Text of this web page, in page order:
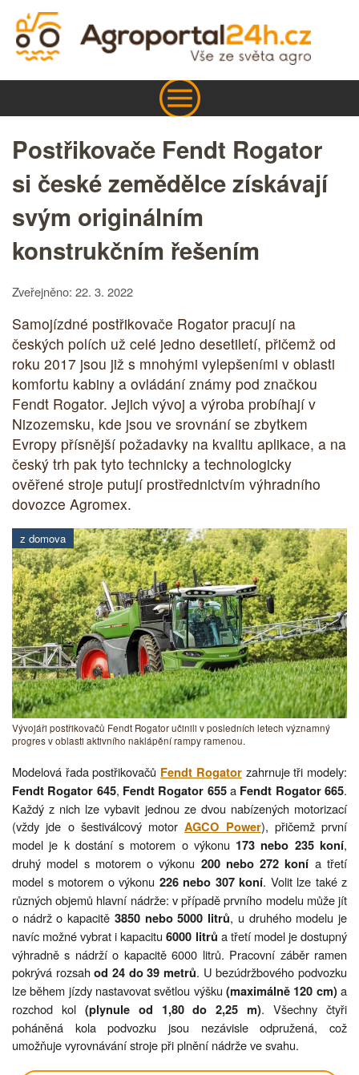
Postřikovače Fendt Rogator
si české zemědělce získávají
svým originálním
konstrukčním řešením
Zveřejněno: 22. 3. 2022
Samojízdné postřikovače Rogator pracují na
českých polích už celé jedno desetiletí, přičemž od
roku 2017 jsou již s mnohými vylepšeními v oblasti
komfortu kabiny a ovládání známy pod značkou
Fendt Rogator. Jejich vývoj a výroba probíhají v
Nizozemsku, kde jsou ve srovnání se zbytkem
Evropy přísnější požadavky na kvalitu aplikace, a na
český trh pak tyto technicky a technologicky
ověřené stroje putují prostřednictvím výhradního
dovozce Agromex.
z domova
Vývojáři postřikovačů Fendt Rogator učinili v posledních letech významný
progres v oblasti aktivního naklápění rampy ramenou.
Modelová řada postřikovačů Fendt Rogatorzahrnuje tři modely:
Fendt Rogator 645, Fendt Rogator 655a Fendt Rogator 665.
Každý z nich lze vybavit jednou ze dvou nabízených motorizací
(vždy jde o šestiválcový motorAGCO Power), přičemž první
model je k dostání s motorem o výkonu 173 nebo 235 koní,
druhý model s motorem o výkonu 200 nebo 272 koní a třetí
model s motorem o výkonu 226 nebo 307 koní. Volit lze také z
různých objemů hlavní nádrže: v případě prvního modelu může jít
o nádrž o kapacitě 3850 nebo 5000 litrů, u druhého modelu je
navíc možné vybrat i kapacitu6000 litrů a třetí model je dostupný
výhradně s nádrží o kapacitě 6000 litrů. Pracovní záběr ramen
pokrývá rozsahod 24 do 39 metrů. U bezúdržbového podvozku
lze během jízdy nastavovat světlou výšku (maximálně 120 cm)a
rozchod kol (plynule od 1,80 do 2,25 m). Všechny čtyři
poháněná kola podvozku jsou nezávisle odpružená, což
umožňuje vyrovnávání stroje při plnění nádrže ve svahu.